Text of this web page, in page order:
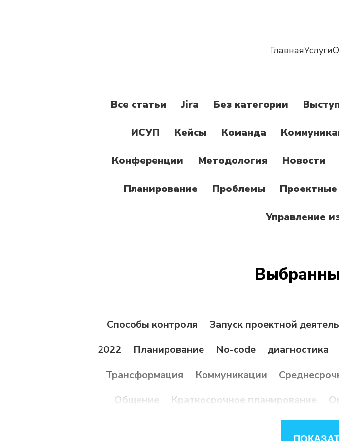
ГлавнаяУслуги
Все статьи Jira Без категории
ИСУП Кейсы Команда
Конференции Методология Новости
Планирование Проблемы
Управление
Способы контроля Запуск проектной
2022
Планирование No-code диагностика
Трансформация
Коммуникации
Общение
Краткосрочное планирование